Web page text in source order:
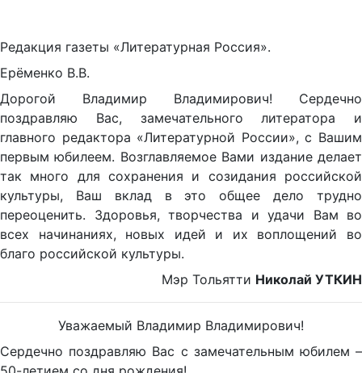
Редакция газеты «Литературная Россия».
Ерёменко В.В.
Дорогой Владимир Владимирович! Сердечно
поздравляю Вас, замечательного литератора и
главного редактора «Литературной России», с Вашим
первым юбилеем. Возглавляемое Вами издание делает
так много для сохранения и созидания российской
культуры, Ваш вклад в это общее дело трудно
переоценить. Здоровья, творчества и удачи Вам во
всех начинаниях, новых идей и их воплощений во
благо российской культуры.
Мэр Тольятти Николай УТКИН
Уважаемый Владимир Владимирович!
Сердечно поздравляю Вас с замечательным юбилем –